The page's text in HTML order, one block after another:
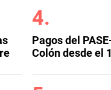
Pagos del
Colón desde el